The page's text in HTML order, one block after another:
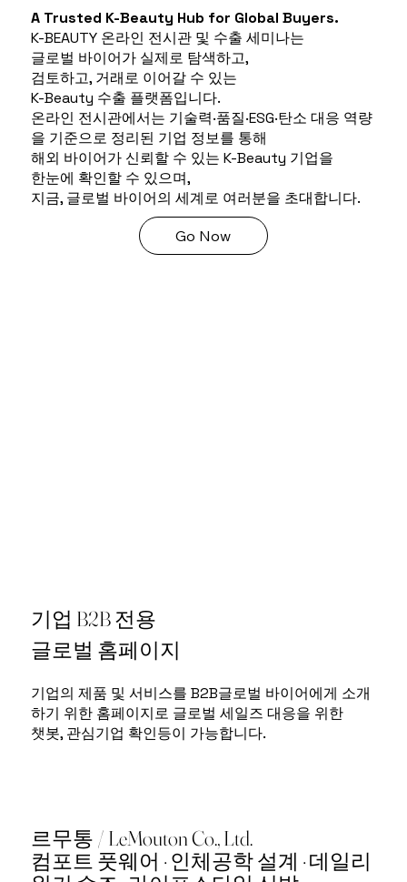
A Trusted K-Beauty Hub for Global Buyers.
K-BEAUTY 온라인 전시관 및 수출 세미나는
글로벌 바이어가 실제로 탐색하고,
검토하고, 거래로 이어갈 수 있는
K-Beauty 수출 플랫폼입니다.
온라인 전시관에서는 기술력·품질·ESG·탄소 대응 역량
을 기준으로 정리된 기업 정보를 통해
해외 바이어가 신뢰할 수 있는 K-Beauty 기업을
한눈에 확인할 수 있으며,
지금, 글로벌 바이어의 세계로 여러분을 초대합니다.
Go Now
기업 B2B 전용
글로벌 홈페이지
기업의 제품 및 서비스를 B2B글로벌 바이어에게 소개
하기 위한 홈페이지로 글로벌 세일즈 대응을 위한
챗봇, 관심기업 확인등이 가능합니다.
르무통 / LeMouton Co., Ltd.
컴포트 풋웨어 · 인체공학 설계 · 데일리